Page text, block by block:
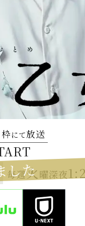
にて放送
毎週火曜深夜